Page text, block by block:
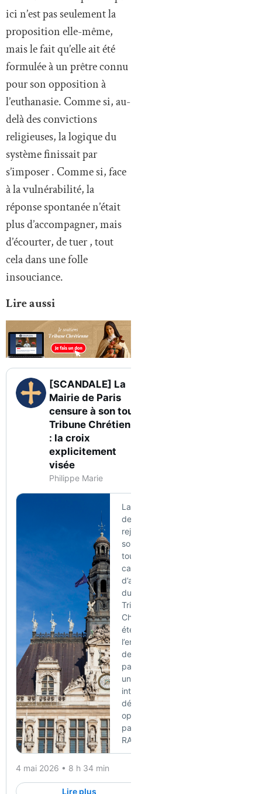
ici n’est pas seulement la
proposition elle-même,
mais le fait qu’elle ait été
formulée à un prêtre connu
pour son opposition à
l’euthanasie. Comme si, au-
delà des convictions
religieuses, la logique du
système finissait par
s’imposer . Comme si, face
à la vulnérabilité, la
réponse spontanée n’était
plus d’accompagner, mais
d’écourter, de tuer , tout
cela dans une folle
insouciance.
Lire aussi